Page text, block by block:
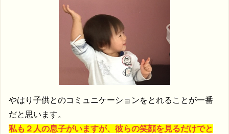
やはり子供とのコミュニケーションをとれることが一番
だと思います。
私も２人の息子がいますが、彼らの笑顔を見るだけでと